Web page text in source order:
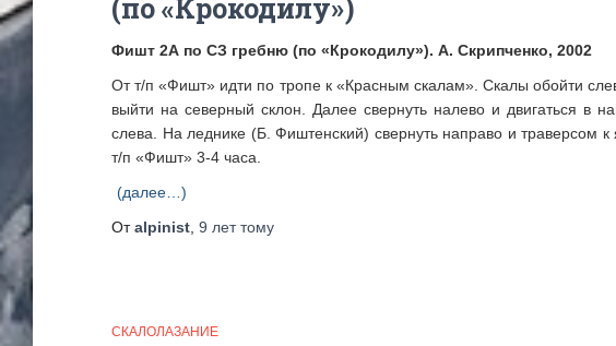
(по «Крокодилу»)
Фишт 2А по СЗ гребню (по «Крокодилу»). А. Скрипченко, 2002
От т/п «Фишт» идти по тропе к «Красным скалам». Скалы обойти
выйти на северный склон. Далее свернуть налево и двигаться в
слева. На леднике (Б. Фиштенский) свернуть направо и траверсом
т/п «Фишт» 3-4 часа.
(далее…)
Отalpinist 9 леттому
СКАЛОЛАЗАНИЕ